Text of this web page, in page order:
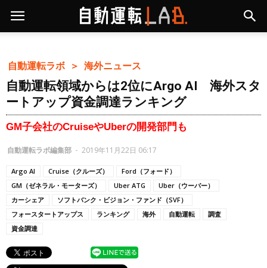
自動運転ラボ ＞ 海外ニュース
自動運転領域からは2位にArgo AI 海外スタ
ートアップ資金調達ランキング
GM子会社のCruiseやUberの開発部門も
自動運転ラボ編集部 - 2019年11月22日 06:17
Argo AI Cruise（クルーズ）
Ford（フォード）
GM（ゼネラル・モーターズ）
Uber ATG
Uber（ウーバー）
カーシェア
ソフトバンク・ビジョン・ファンド（SVF）
フォースタートアップス
ランキング 海外 自動運転
調査
資金調達